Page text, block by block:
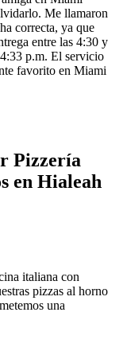
Me llamaron
correcta, ya que
entre las 4:30 y
p.m. El servicio
favorito en Miami
Pizzería
en Hialeah
italiana con
pizzas al horno
una